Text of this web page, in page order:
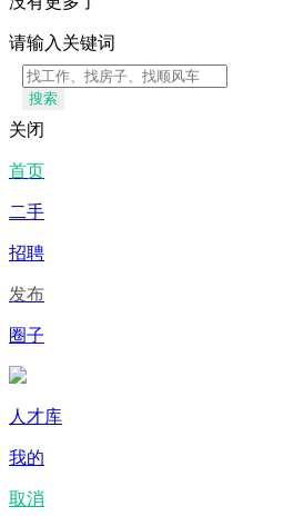
请输入关键词
搜索
关闭
首页
二手
招聘
发布
圈子
人才库
我的
取消